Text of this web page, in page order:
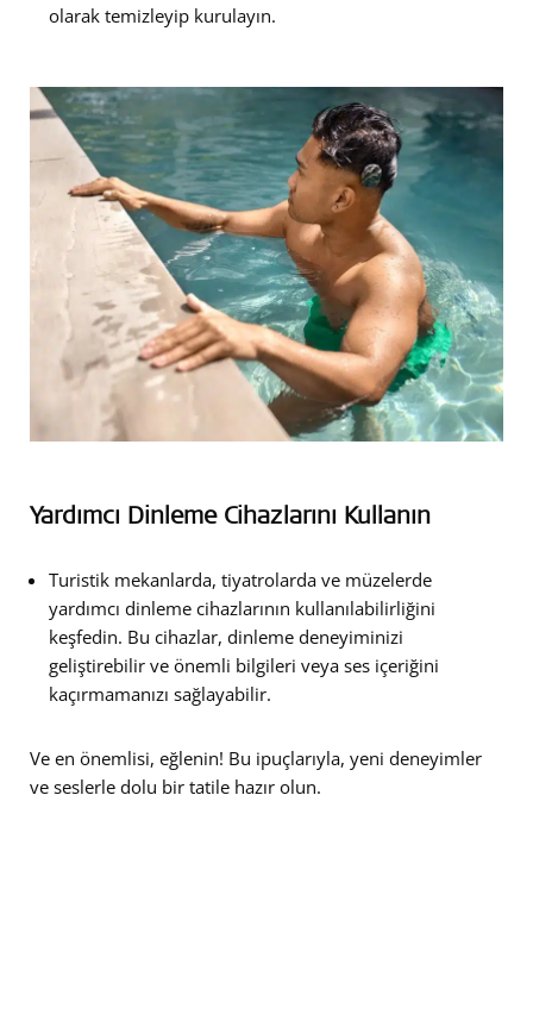
olarak temizleyip kurulayın.
Yardımcı Dinleme Cihazlarını Kullanın
Turistik mekanlarda, tiyatrolarda ve müzelerde
yardımcı dinleme cihazlarının kullanılabilirliğini
keşfedin. Bu cihazlar, dinleme deneyiminizi
geliştirebilir ve önemli bilgileri veya ses içeriğini
kaçırmamanızı sağlayabilir.
Ve en önemlisi, eğlenin! Bu ipuçlarıyla, yeni deneyimler
ve seslerle dolu bir tatile hazır olun.